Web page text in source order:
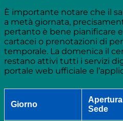
È importante notare che il
a metà giornata,
pertanto è bene pianificare
cartacei o prenotazioni di
temporale. La domenica il
restano attivi tutti i servizi
portale web ufficiale e
Giorno
Apertura
Sede